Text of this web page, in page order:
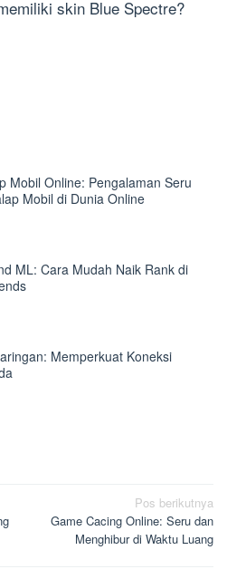
skin Blue Spectre?
Mobil Online: Pengalaman Seru
Mobil di Dunia Online
ML: Cara Mudah Naik Rank di
Memperkuat Koneksi
Pos berikutnya
Game Cacing Online: Seru dan
Menghibur di Waktu Luang